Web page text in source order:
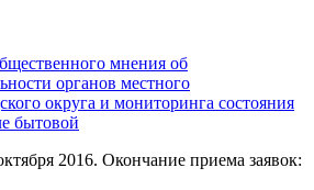
мнения об
органов местного
округа и мониторинга состояния
бытовой
2016. Окончание приема заявок: